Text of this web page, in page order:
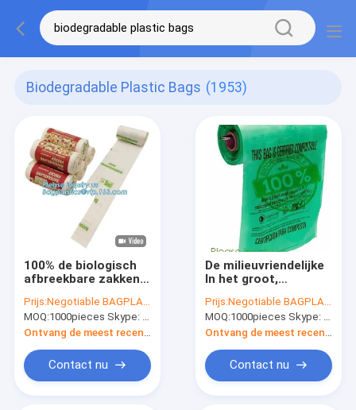
Biodegradable Plastic Bags (1953)
100% de biologisch
afbreekbare zakken
maïszetmeelpopcorn,
Composteerbare EPI
100% OXO Biologisch
afbreekbare Plastic
Zakken
Prijs:Negotiable BAGPLASTICS@YAHOO.COM
MOQ:1000pieces Skype: mydearneil
Contact nu
De milieuvriendelijke
In het groot,
afbreekbare
composteerbare
plastic vuilniszak van
de Afval
Composteerbare
Biologisch
Zak
Prijs:Negotiable BAGPLASTICS@YAHOO.COM
MOQ:1000pieces Skype: mydearneil
Contact nu